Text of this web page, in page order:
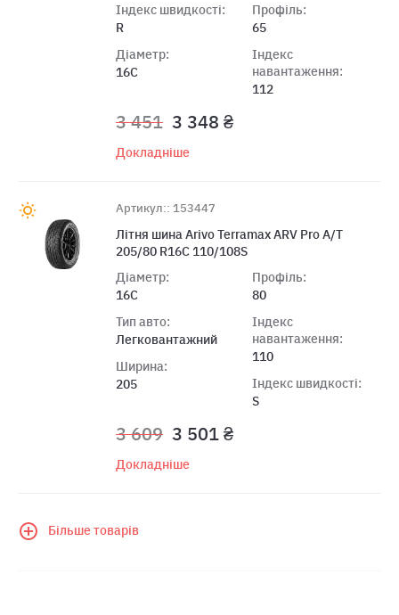
Індекс швидкості:
R
Діаметр:
16C
Профіль:
65
Індекс
навантаження:
112
3 451 3 348 ₴
Докладніше
Артикул:: 153447
Лiтня шина Arivo Terramax ARV Pro A/T
205/80 R16C 110/108S
Діаметр:
16C
Тип авто:
Легковантажний
Ширина:
205
Профіль:
80
Індекс
навантаження:
110
Індекс швидкості:
S
3 609 3 501 ₴
Докладніше
Більше товарів